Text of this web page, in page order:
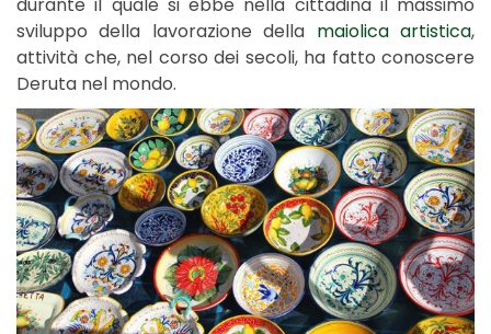
sviluppo della lavorazione della maiolica artistica,
attività che, nel corso dei secoli, ha fatto conoscere
Deruta nel mondo.